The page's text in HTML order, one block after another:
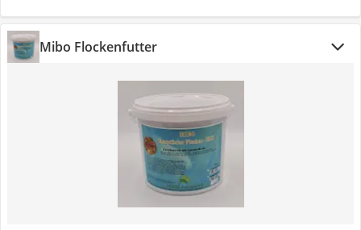
Mibo Flockenfutter